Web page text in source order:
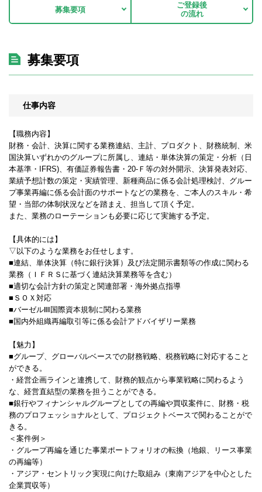
募集要項
ご登録後
の流れ
募集要項
仕事内容
【職務内容】
財務・会計、決算に関する業務連結、主計、プロダクト、財務統制、米
国決算いずれかのグループに所属し、連結・単体決算の策定・分析（日
本基準・IFRS)、有価証券報告書・20-Ｆ等の対外開示、決算発表対応、
業績予想計数の策定・実績管理、新種商品に係る会計処理検討、グルー
プ事業再編に係る会計面のサポートなどの業務を、ご本人のスキル・希
望・当部の体制状況などを踏まえ、担当して頂く予定。
また、業務のローテーションも必要に応じて実施する予定。
【具体的には】
▽以下のような業務をお任せします。
■連結、単体決算（特に銀行決算）及び法定開示書類等の作成に関わる
業務（ＩＦＲＳに基づく連結決算業務等を含む）
■適切な会計方針の策定と関連部署・海外拠点指導
■ＳＯＸ対応
■バーゼルⅢ国際資本規制に関わる業務
■国内外組織再編取引等に係る会計アドバイザリー業務
【魅力】
■グループ、グローバルベースでの財務戦略、税務戦略に対応すること
ができる。
・経営企画ラインと連携して、財務的観点から事業戦略に関わるよう
な、経営直結型の業務を担うことができる。
■銀行やフィナンシャルグループとしての再編や買収案件に、財務・税
務のプロフェッショナルとして、プロジェクトベースで関わることがで
きる。
＜案件例＞
・グループ再編を通じた事業ポートフォリオの転換（地銀、リース事業
の再編等）
・アジア・セントリック実現に向けた取組み（東南アジアを中心とした
企業買収等）